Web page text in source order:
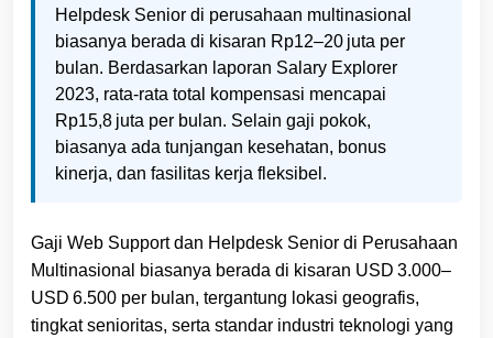
Helpdesk Senior di perusahaan multinasional
biasanya berada di kisaran Rp12–20 juta per
bulan. Berdasarkan laporan Salary Explorer
2023, rata‑rata total kompensasi mencapai
Rp15,8 juta per bulan. Selain gaji pokok,
biasanya ada tunjangan kesehatan, bonus
kinerja, dan fasilitas kerja fleksibel.
Gaji Web Support dan Helpdesk Senior di Perusahaan
Multinasional biasanya berada di kisaran USD 3.000–
USD 6.500 per bulan, tergantung lokasi geografis,
tingkat senioritas, serta standar industri teknologi yang